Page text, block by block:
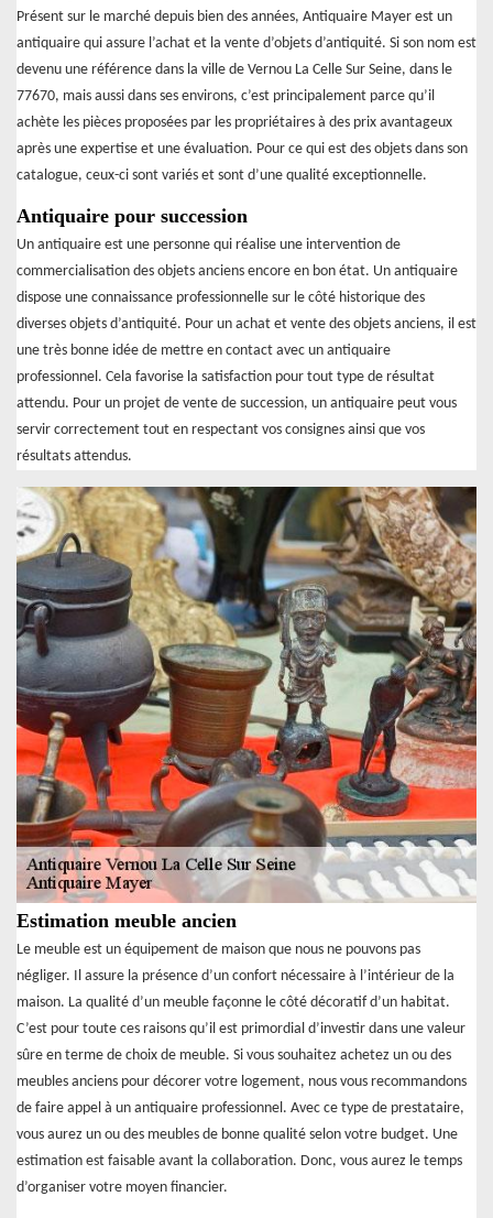
Présent sur le marché depuis bien des années, Antiquaire Mayer est un
antiquaire qui assure l’achat et la vente d’objets d’antiquité. Si son nom est
devenu une référence dans la ville de Vernou La Celle Sur Seine, dans le
77670, mais aussi dans ses environs, c’est principalement parce qu’il
achète les pièces proposées par les propriétaires à des prix avantageux
après une expertise et une évaluation. Pour ce qui est des objets dans son
catalogue, ceux-ci sont variés et sont d’une qualité exceptionnelle.
Antiquaire pour succession
Un antiquaire est une personne qui réalise une intervention de
commercialisation des objets anciens encore en bon état. Un antiquaire
dispose une connaissance professionnelle sur le côté historique des
diverses objets d’antiquité. Pour un achat et vente des objets anciens, il est
une très bonne idée de mettre en contact avec un antiquaire
professionnel. Cela favorise la satisfaction pour tout type de résultat
attendu. Pour un projet de vente de succession, un antiquaire peut vous
servir correctement tout en respectant vos consignes ainsi que vos
résultats attendus.
Estimation meuble ancien
Le meuble est un équipement de maison que nous ne pouvons pas
négliger. Il assure la présence d’un confort nécessaire à l’intérieur de la
maison. La qualité d’un meuble façonne le côté décoratif d’un habitat.
C’est pour toute ces raisons qu’il est primordial d’investir dans une valeur
sûre en terme de choix de meuble. Si vous souhaitez achetez un ou des
meubles anciens pour décorer votre logement, nous vous recommandons
de faire appel à un antiquaire professionnel. Avec ce type de prestataire,
vous aurez un ou des meubles de bonne qualité selon votre budget. Une
estimation est faisable avant la collaboration. Donc, vous aurez le temps
d’organiser votre moyen financier.